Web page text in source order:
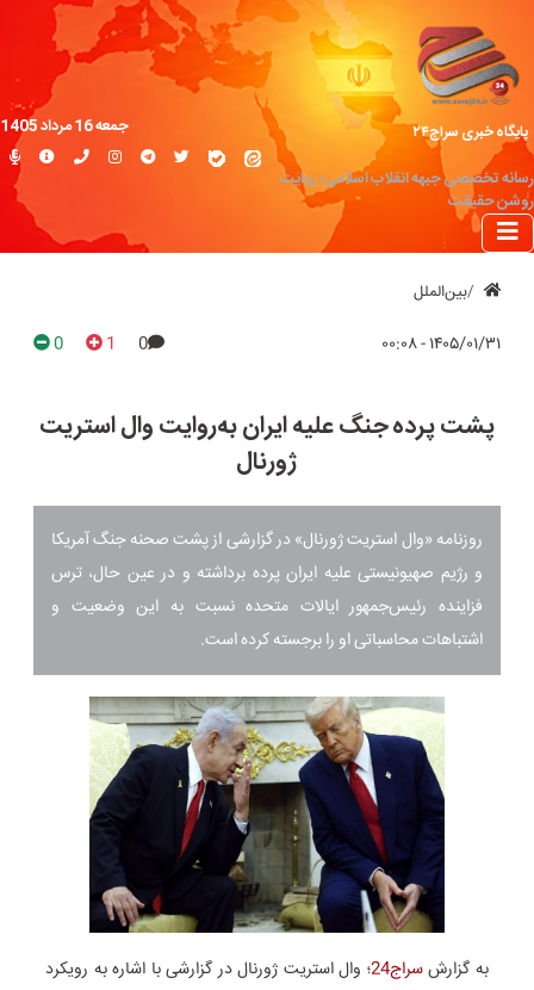
پایگاه خبری سراج۲۴
رسانه تخصصی جبهه انقلاب اسلامی؛ روایت
روشن حقیقت
جمعه 16 مرداد 1405
بین‌الملل
۱۴۰۵/۰۱/۳۱ - ۰۰:۰۸ 0
1
0
پشت پرده جنگ علیه ایران به‌روایت وال استریت
ژورنال
روزنامه «وال استریت ژورنال» در گزارشی از پشت صحنه جنگ آمریکا
و رژیم صهیونیستی علیه ایران پرده برداشته و در عین حال، ترس
فزاینده رئیس‌جمهور ایالات متحده نسبت به این وضعیت و
اشتباهات محاسباتی او را برجسته کرده است.
به گزارشسراج24
؛ وال استریت ژورنال در گزارشی با اشاره به رویکرد